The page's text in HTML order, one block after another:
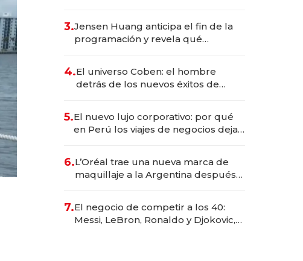
3.Jensen Huang anticipa el fin de la
programación y revela qué
4.El universo Coben: el hombre
detrás de los nuevos éxitos de
5.El nuevo lujo corporativo: por qué
en Perú los viajes de negocios dejan
6.L’Oréal trae una nueva marca de
maquillaje a la Argentina después
7.El negocio de competir a los 40:
Messi, LeBron, Ronaldo y Djokovic,